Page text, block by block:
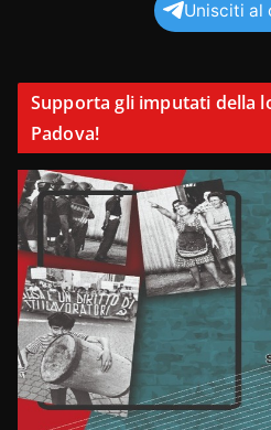
Unisciti al
Supporta gli imputati della
Padova!